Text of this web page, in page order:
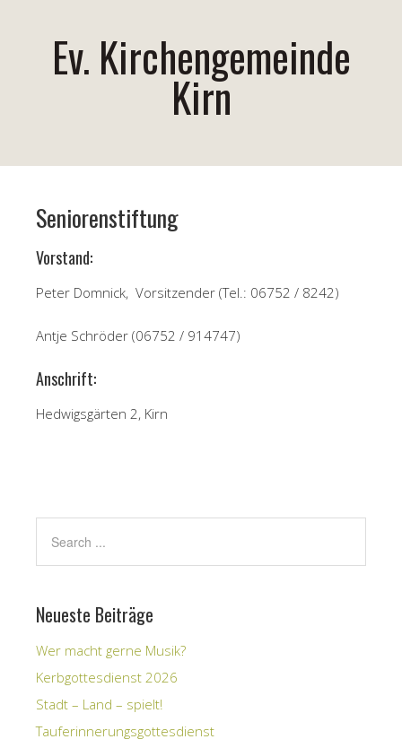
Ev. Kirchengemeinde
Kirn
Seniorenstiftung
Vorstand:
Peter Domnick, Vorsitzender (Tel.: 06752 / 8242)
Antje Schröder (06752 / 914747)
Anschrift:
Hedwigsgärten 2, Kirn
Neueste Beiträge
Wer macht gerne Musik?
Kerbgottesdienst 2026
Stadt – Land – spielt!
Tauferinnerungsgottesdienst